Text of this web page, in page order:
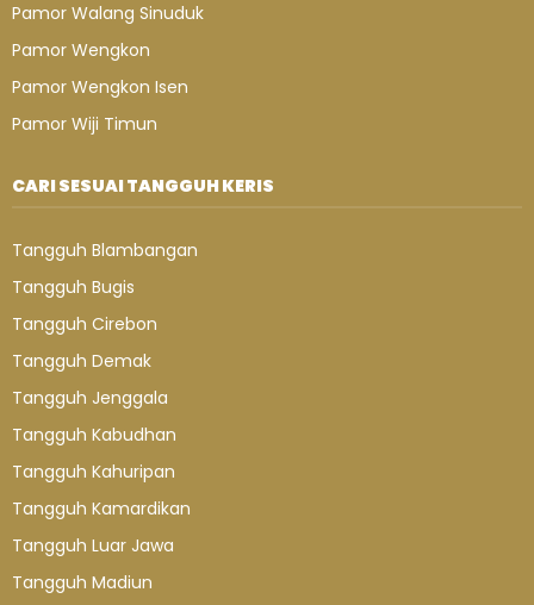
Pamor Walang Sinuduk
Pamor Wengkon
Pamor Wengkon Isen
Pamor Wiji Timun
CARI SESUAI TANGGUH KERIS
Tangguh Blambangan
Tangguh Bugis
Tangguh Cirebon
Tangguh Demak
Tangguh Jenggala
Tangguh Kabudhan
Tangguh Kahuripan
Tangguh Kamardikan
Tangguh Luar Jawa
Tangguh Madiun